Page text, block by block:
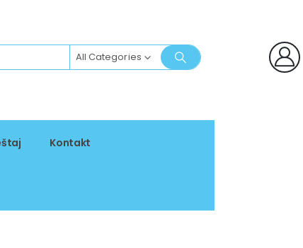
All Categories
Kontakt